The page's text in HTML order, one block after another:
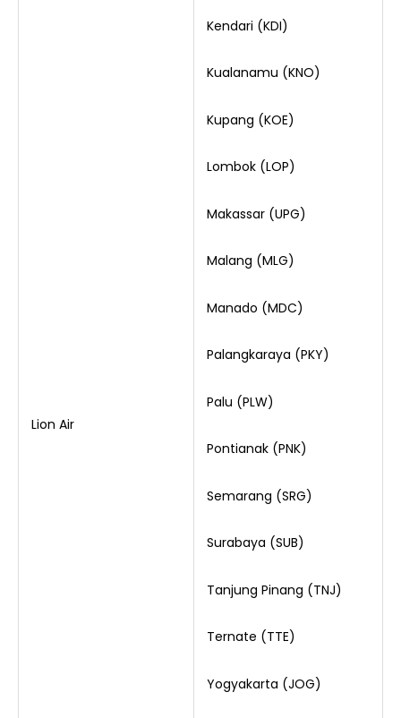
Lion Air
Kendari (KDI)
Kualanamu (KNO)
Kupang (KOE)
Lombok (LOP)
Makassar (UPG)
Malang (MLG)
Manado (MDC)
Palangkaraya (PKY)
Palu (PLW)
Pontianak (PNK)
Semarang (SRG)
Surabaya (SUB)
Tanjung Pinang (TNJ)
Ternate (TTE)
Yogyakarta (JOG)